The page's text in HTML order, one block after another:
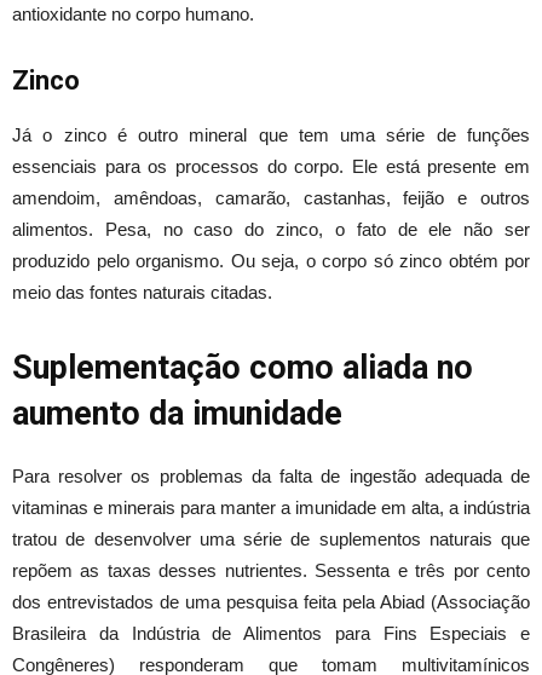
antioxidante no corpo humano.
Zinco
Já o zinco é outro mineral que tem uma série de funções
essenciais para os processos do corpo. Ele está presente em
amendoim, amêndoas, camarão, castanhas, feijão e outros
alimentos. Pesa, no caso do zinco, o fato de ele não ser
produzido pelo organismo. Ou seja, o corpo só zinco obtém por
meio das fontes naturais citadas.
Suplementação como aliada no
aumento da imunidade
Para resolver os problemas da falta de ingestão adequada de
vitaminas e minerais para manter a imunidade em alta, a indústria
tratou de desenvolver uma série de suplementos naturais que
repõem as taxas desses nutrientes. Sessenta e três por cento
dos entrevistados de uma pesquisa feita pela Abiad (Associação
Brasileira da Indústria de Alimentos para Fins Especiais e
Congêneres) responderam que tomam multivitamínicos